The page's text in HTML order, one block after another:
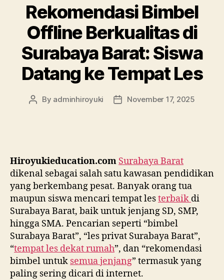
Rekomendasi Bimbel
Offline Berkualitas di
Surabaya Barat: Siswa
Datang ke Tempat Les
By adminhiroyuki November 17, 2025
Hiroyukieducation.com Surabaya Barat
dikenal sebagai salah satu kawasan pendidikan
yang berkembang pesat. Banyak orang tua
maupun siswa mencari tempat lesterbaik di
Surabaya Barat, baik untuk jenjang SD, SMP,
hingga SMA. Pencarian seperti “bimbel
Surabaya Barat”, “les privat Surabaya Barat”,
“tempat les dekat rumah”, dan “rekomendasi
bimbel untuk semua jenjang” termasuk yang
paling sering dicari di internet.